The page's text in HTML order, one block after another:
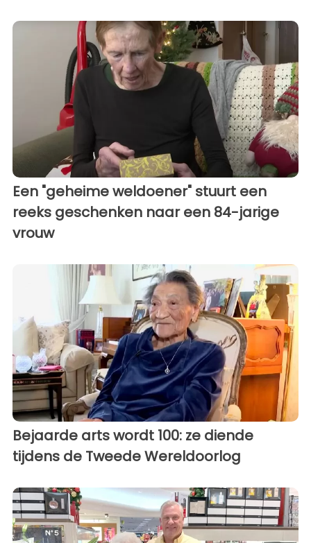
Een "geheime weldoener" stuurt een
reeks geschenken naar een 84-jarige
vrouw
Bejaarde arts wordt 100: ze diende
tijdens de Tweede Wereldoorlog